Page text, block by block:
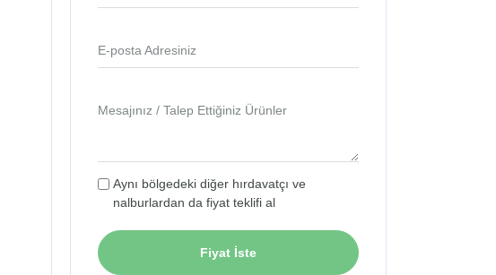
E-posta Adresiniz
Mesajınız / Talep Ettiğiniz Ürünler
Aynı bölgedeki diğer hırdavatçı ve
nalburlardan da fiyat teklifi al
Fiyat İste